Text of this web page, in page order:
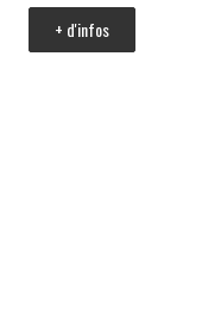
+ d'infos